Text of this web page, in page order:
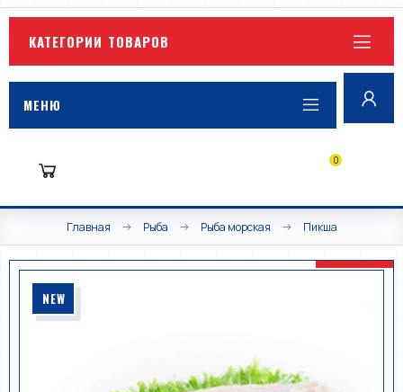
КАТЕГОРИИ ТОВАРОВ
МЕНЮ
0
Главная Рыба Рыба морская Пикша
NEW